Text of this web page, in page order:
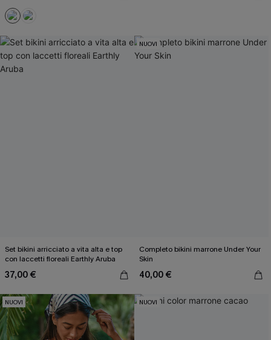
Set bikini arricciato a vita alta e top
con laccetti floreali Earthly Aruba
37,00 €
NUOVI
Completo bikini marrone Under Your
Skin
40,00 €
NUOVI NUOVI